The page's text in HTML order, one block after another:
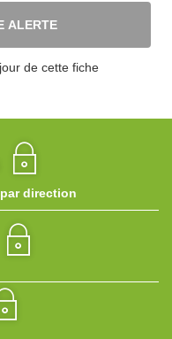
ALERTE
de cette fiche
direction